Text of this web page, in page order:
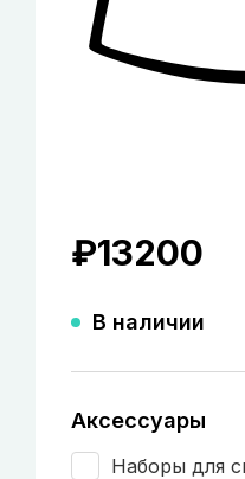
₽13200
В наличии
Аксессуары
Наборы для